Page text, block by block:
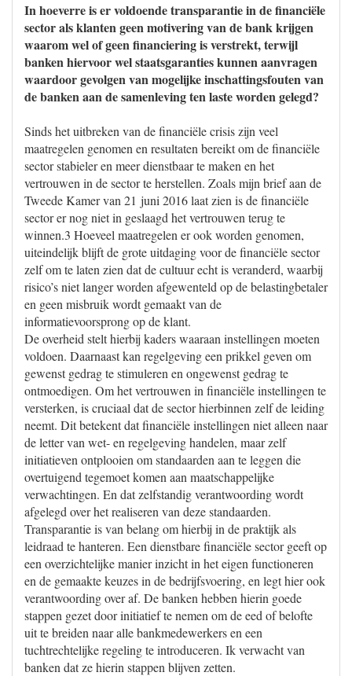
In hoeverre is er voldoende transparantie in de financiële
sector als klanten geen motivering van de bank krijgen
waarom wel of geen financiering is verstrekt, terwijl
banken hiervoor wel staatsgaranties kunnen aanvragen
waardoor gevolgen van mogelijke inschattingsfouten van
de banken aan de samenleving ten laste worden gelegd?
Sinds het uitbreken van de financiële crisis zijn veel
maatregelen genomen en resultaten bereikt om de financiële
sector stabieler en meer dienstbaar te maken en het
vertrouwen in de sector te herstellen. Zoals mijn brief aan de
Tweede Kamer van 21 juni 2016 laat zien is de financiële
sector er nog niet in geslaagd het vertrouwen terug te
winnen.3 Hoeveel maatregelen er ook worden genomen,
uiteindelijk blijft de grote uitdaging voor de financiële sector
zelf om te laten zien dat de cultuur echt is veranderd, waarbij
risico’s niet langer worden afgewenteld op de belastingbetaler
en geen misbruik wordt gemaakt van de
informatievoorsprong op de klant.
De overheid stelt hierbij kaders waaraan instellingen moeten
voldoen. Daarnaast kan regelgeving een prikkel geven om
gewenst gedrag te stimuleren en ongewenst gedrag te
ontmoedigen. Om het vertrouwen in financiële instellingen te
versterken, is cruciaal dat de sector hierbinnen zelf de leiding
neemt. Dit betekent dat financiële instellingen niet alleen naar
de letter van wet- en regelgeving handelen, maar zelf
initiatieven ontplooien om standaarden aan te leggen die
overtuigend tegemoet komen aan maatschappelijke
verwachtingen. En dat zelfstandig verantwoording wordt
afgelegd over het realiseren van deze standaarden.
Transparantie is van belang om hierbij in de praktijk als
leidraad te hanteren. Een dienstbare financiële sector geeft op
een overzichtelijke manier inzicht in het eigen functioneren
en de gemaakte keuzes in de bedrijfsvoering, en legt hier ook
verantwoording over af. De banken hebben hierin goede
stappen gezet door initiatief te nemen om de eed of belofte
uit te breiden naar alle bankmedewerkers en een
tuchtrechtelijke regeling te introduceren. Ik verwacht van
banken dat ze hierin stappen blijven zetten.